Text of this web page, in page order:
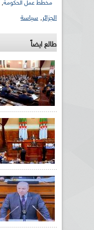
مخطط عمل الحكومة,
الجزائر, سياسة
طالع ايضاً